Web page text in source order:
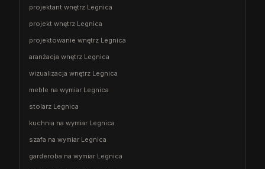
projektant wnętrz Legnica
projekt wnętrz Legnica
projektowanie wnętrz Legnica
aranżacja wnętrz Legnica
wizualizacja wnętrz Legnica
meble na wymiar Legnica
stolarz Legnica
kuchnia na wymiar Legnica
szafa na wymiar Legnica
garderoba na wymiar Legnica